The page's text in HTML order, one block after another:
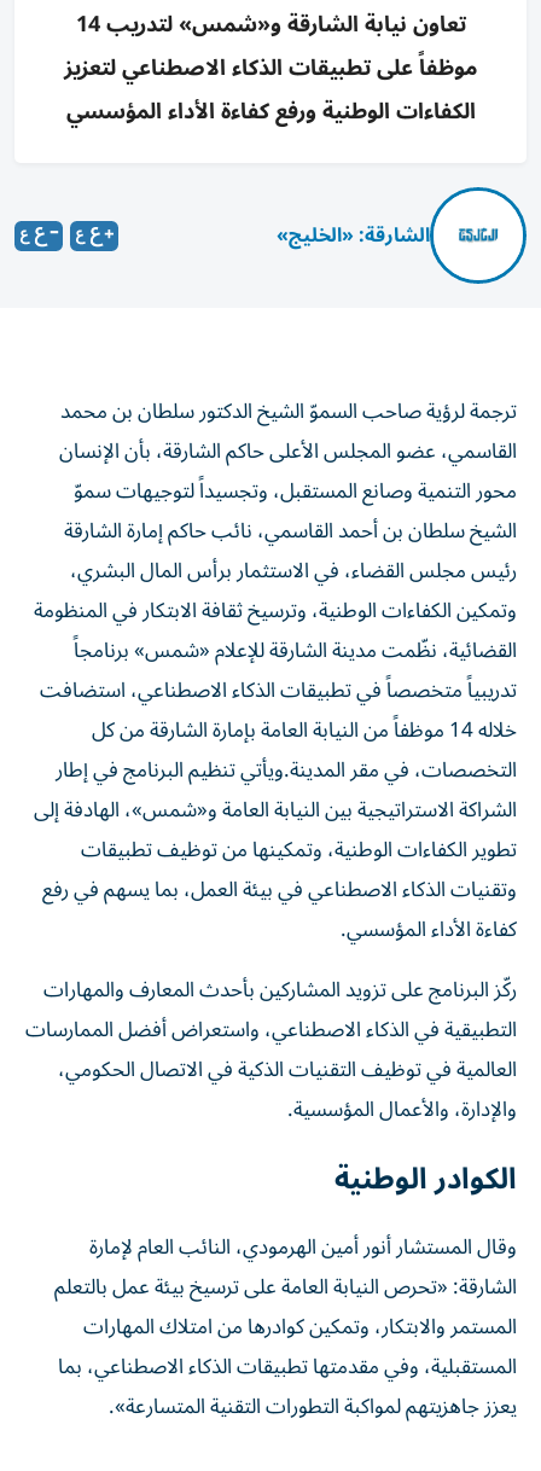
تعاون نيابة الشارقة و«شمس» لتدريب 14
موظفاً على تطبيقات الذكاء الاصطناعي لتعزيز
الكفاءات الوطنية ورفع كفاءة الأداء المؤسسي
الشارقة: «الخليج»
ترجمة لرؤية صاحب السموّ الشيخ الدكتور سلطان بن محمد
القاسمي، عضو المجلس الأعلى حاكم الشارقة، بأن الإنسان
محور التنمية وصانع المستقبل، وتجسيداً لتوجيهات سموّ
الشيخ سلطان بن أحمد القاسمي، نائب حاكم إمارة الشارقة
رئيس مجلس القضاء، في الاستثمار برأس المال البشري،
وتمكين الكفاءات الوطنية، وترسيخ ثقافة الابتكار في المنظومة
القضائية، نظّمت مدينة الشارقة للإعلام «شمس» برنامجاً
تدريبياً متخصصاً في تطبيقات الذكاء الاصطناعي، استضافت
خلاله 14 موظفاً من النيابة العامة بإمارة الشارقة من كل
التخصصات، في مقر المدينة.ويأتي تنظيم البرنامج في إطار
الشراكة الاستراتيجية بين النيابة العامة و«شمس»، الهادفة إلى
تطوير الكفاءات الوطنية، وتمكينها من توظيف تطبيقات
وتقنيات الذكاء الاصطناعي في بيئة العمل، بما يسهم في رفع
كفاءة الأداء المؤسسي.
ركّز البرنامج على تزويد المشاركين بأحدث المعارف والمهارات
التطبيقية في الذكاء الاصطناعي، واستعراض أفضل الممارسات
العالمية في توظيف التقنيات الذكية في الاتصال الحكومي،
والإدارة، والأعمال المؤسسية.
الكوادر الوطنية
وقال المستشار أنور أمين الهرمودي، النائب العام لإمارة
الشارقة: «تحرص النيابة العامة على ترسيخ بيئة عمل بالتعلم
المستمر والابتكار، وتمكين كوادرها من امتلاك المهارات
المستقبلية، وفي مقدمتها تطبيقات الذكاء الاصطناعي، بما
يعزز جاهزيتهم لمواكبة التطورات التقنية المتسارعة».